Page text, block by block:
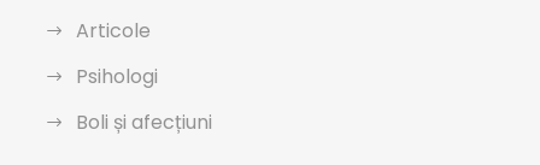
Articole
Psihologi
Boli și afecțiuni